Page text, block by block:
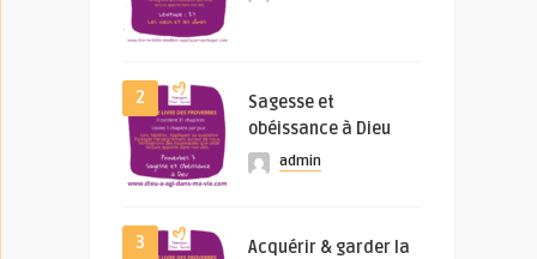
2
Sagesse et
obéissance à Dieu
admin
3
Acquérir & garder la